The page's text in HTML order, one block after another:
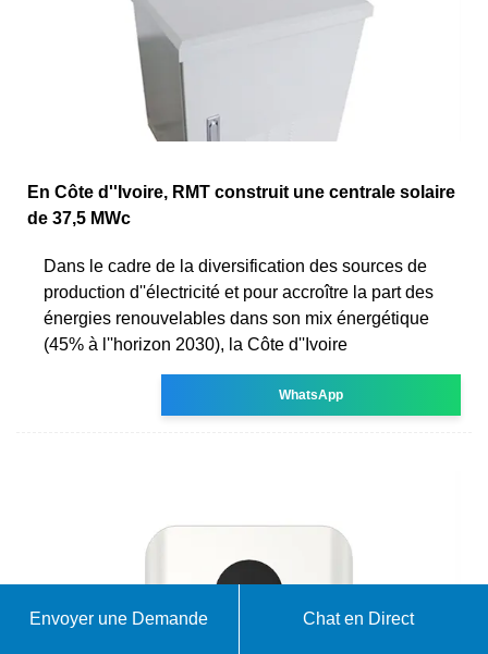
En Côte d''Ivoire, RMT construit une centrale solaire
de 37,5 MWc
Dans le cadre de la diversification des sources de
production d''électricité et pour accroître la part des
énergies renouvelables dans son mix énergétique
(45% à l''horizon 2030), la Côte d''Ivoire
WhatsApp
Envoyer une Demande Chat en Direct